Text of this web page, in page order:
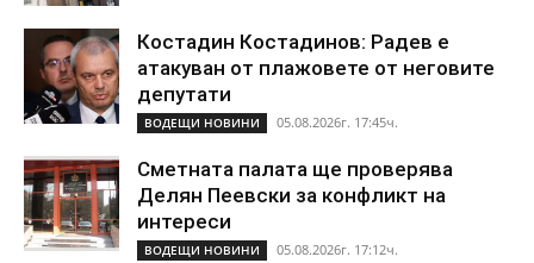
Костадин Костадинов: Радев е
атакуван от плажoвете от неговите
депутати
ВОДЕЩИ НОВИНИ 05.08.2026г. 17:45ч.
Сметната палата ще проверява
Делян Пеевски за конфликт на
интереси
ВОДЕЩИ НОВИНИ 05.08.2026г. 17:12ч.